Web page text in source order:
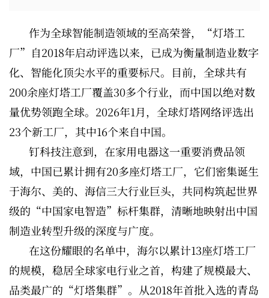
作为全球智能制造领域的至高荣誉，“灯塔工
厂”自2018年启动评选以来，已成为衡量制造业数字
化、智能化顶尖水平的重要标尺。目前，全球共有
200余座灯塔工厂覆盖30多个行业，而中国以绝对数
量优势领跑全球。2026年1月，全球灯塔网络评选出
23个新工厂，其中16个来自中国。
钉科技注意到，在家用电器这一重要消费品领
域，中国已累计拥有20多座灯塔工厂，它们密集诞生
于海尔、美的、海信三大行业巨头，共同构筑起世界
级的“中国家电智造”标杆集群，清晰地映射出中国
制造业转型升级的深度与广度。
在这份耀眼的名单中，海尔以累计13座灯塔工厂
的规模，稳居全球家电行业之首，构建了规模最大、
品类最广的“灯塔集群”。从2018年首批入选的青岛